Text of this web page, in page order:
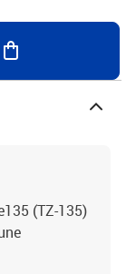
(TZ-135)